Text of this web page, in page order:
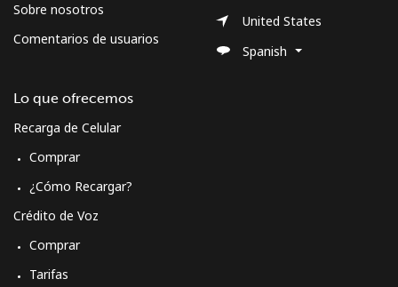
Sobre nosotros
Comentarios de usuarios
Lo que ofrecemos
Recarga de Celular
Comprar
¿Cómo Recargar?
Crédito de Voz
Comprar
Tarifas
United States
Spanish